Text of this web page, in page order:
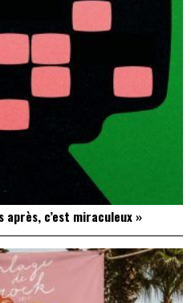
après, c’est miraculeux »